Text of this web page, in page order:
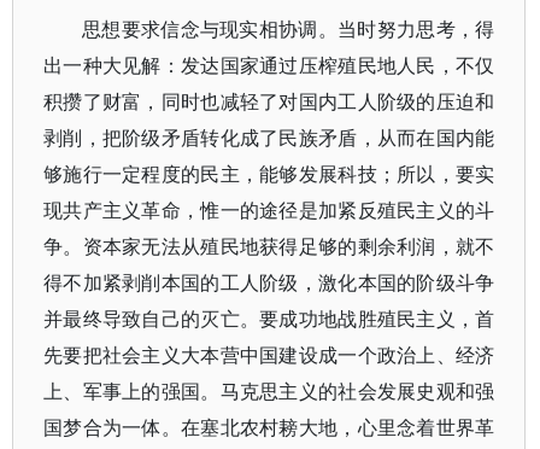
思想要求信念与现实相协调。当时努力思考，得
出一种大见解：发达国家通过压榨殖民地人民，不仅
积攒了财富，同时也减轻了对国内工人阶级的压迫和
剥削，把阶级矛盾转化成了民族矛盾，从而在国内能
够施行一定程度的民主，能够发展科技；所以，要实
现共产主义革命，惟一的途径是加紧反殖民主义的斗
争。资本家无法从殖民地获得足够的剩余利润，就不
得不加紧剥削本国的工人阶级，激化本国的阶级斗争
并最终导致自己的灭亡。要成功地战胜殖民主义，首
先要把社会主义大本营中国建设成一个政治上、经济
上、军事上的强国。马克思主义的社会发展史观和强
国梦合为一体。在塞北农村耪大地，心里念着世界革